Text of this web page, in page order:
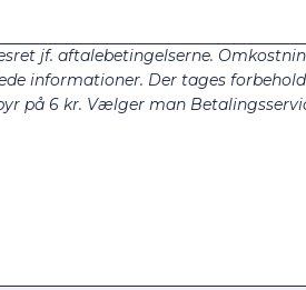
jf. aftalebetingelserne.
informationer. Der tages
på 6 kr. Vælger man